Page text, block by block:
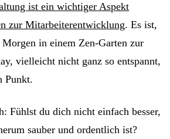
ist ein wichtiger Aspekt
zur Mitarbeiterentwicklung. Es ist,
in einem Zen-Garten zur
vielleicht nicht ganz so entspannt,
Punkt.
Fühlst du dich nicht einfach besser,
sauber und ordentlich ist?